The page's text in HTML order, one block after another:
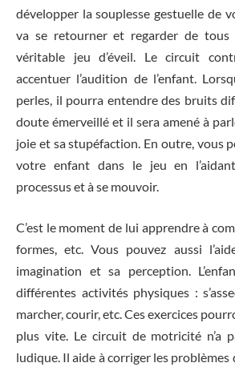
développer la souplesse gestuelle de
va se retourner et regarder de tous
véritable jeu d’éveil. Le circuit
accentuer l’audition de l’enfant.
perles, il pourra entendre des bruits
doute émerveillé et il sera amené à
joie et sa stupéfaction. En outre, vous
votre enfant dans le jeu en
processus et à se mouvoir.
C’est le moment de lui apprendre à
formes, etc. Vous pouvez aussi
imagination et sa perception.
différentes activités physiques :
marcher, courir, etc. Ces exercices
plus vite. Le circuit de motricité n’a
ludique. Il aide à corriger les